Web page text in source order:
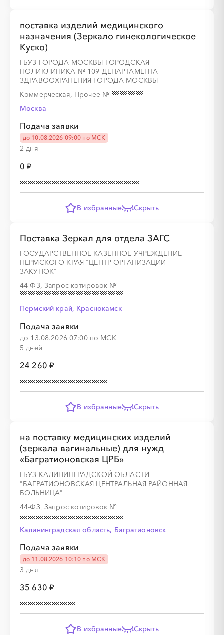
поставка изделий медицинского
назначения (Зеркало гинекологическое
Куско)
ГБУЗ ГОРОДА МОСКВЫ ГОРОДСКАЯ
ПОЛИКЛИНИКА № 109 ДЕПАРТАМЕНТА
ЗДРАВООХРАНЕНИЯ ГОРОДА МОСКВЫ
Коммерческая, Прочее №
Москва
Подача заявки
до 10.08.2026 09:00 по МСК
2 дня
0 ₽
В избранные Скрыть
Поставка Зеркал для отдела ЗАГС
ГОСУДАРСТВЕННОЕ КАЗЕННОЕ УЧРЕЖДЕНИЕ
ПЕРМСКОГО КРАЯ "ЦЕНТР ОРГАНИЗАЦИИ
ЗАКУПОК"
44-ФЗ, Запрос котировок №
Пермский край, Краснокамск
Подача заявки
до 13.08.2026 07:00 по МСК
5 дней
24 260 ₽
В избранные Скрыть
на поставку медицинских изделий
(зеркала вагинальные) для нужд
«Багратионовская ЦРБ»
ГБУЗ КАЛИНИНГРАДСКОЙ ОБЛАСТИ
"БАГРАТИОНОВСКАЯ ЦЕНТРАЛЬНАЯ РАЙОННАЯ
БОЛЬНИЦА"
44-ФЗ, Запрос котировок №
Калининградская область, Багратионовск
Подача заявки
до 11.08.2026 10:10 по МСК
3 дня
35 630 ₽
В избранные Скрыть